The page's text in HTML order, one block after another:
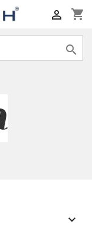
shopping_cart


